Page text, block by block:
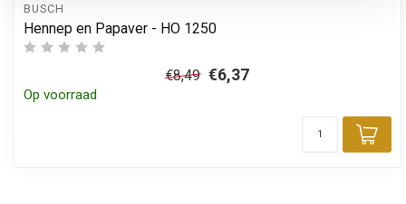
BUSCH
Hennep en Papaver - HO 1250
€8,49 €6,37
Op voorraad